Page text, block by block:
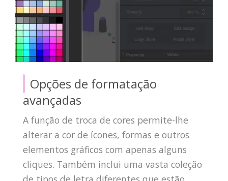
Opções de formatação
avançadas
A função de troca de cores permite-lhe
alterar a cor de ícones, formas e outros
elementos gráficos com apenas alguns
cliques. Também inclui uma vasta coleção